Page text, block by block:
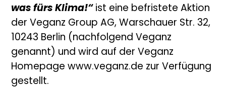
was fürs Klima!“ ist eine befristete Aktion
der Veganz Group AG, Warschauer Str. 32,
10243 Berlin (nachfolgend Veganz
genannt) und wird auf der Veganz
Homepage www.veganz.de zur Verfügung
gestellt.